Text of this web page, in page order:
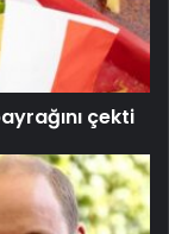
çekti